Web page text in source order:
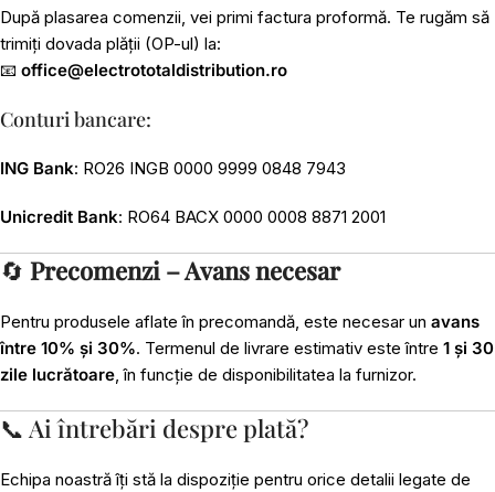
După plasarea comenzii, vei primi factura proformă. Te rugăm să
trimiți dovada plății (OP-ul) la:
📧 office@electrototaldistribution.ro
Conturi bancare:
ING Bank: RO26 INGB 0000 9999 0848 7943
Unicredit Bank: RO64 BACX 0000 0008 8871 2001
🔄 Precomenzi – Avans necesar
Pentru produsele aflate în precomandă, este necesar un avans
între 10% și 30%. Termenul de livrare estimativ este între 1 și 30
zile lucrătoare, în funcție de disponibilitatea la furnizor.
📞 Ai întrebări despre plată?
Echipa noastră îți stă la dispoziție pentru orice detalii legate de